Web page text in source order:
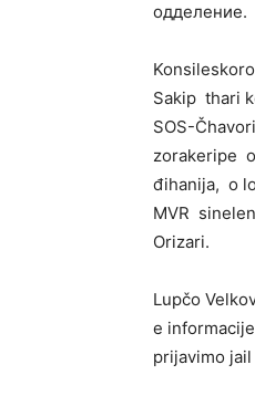
одделение.
Sakip thari
SOS-
zorakeripe
đihanija, o
MVR
Orizari.
Lupčo
e
prijavimo